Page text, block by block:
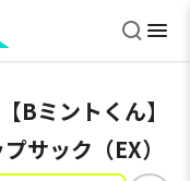
Bミントくん】
サック（EX）